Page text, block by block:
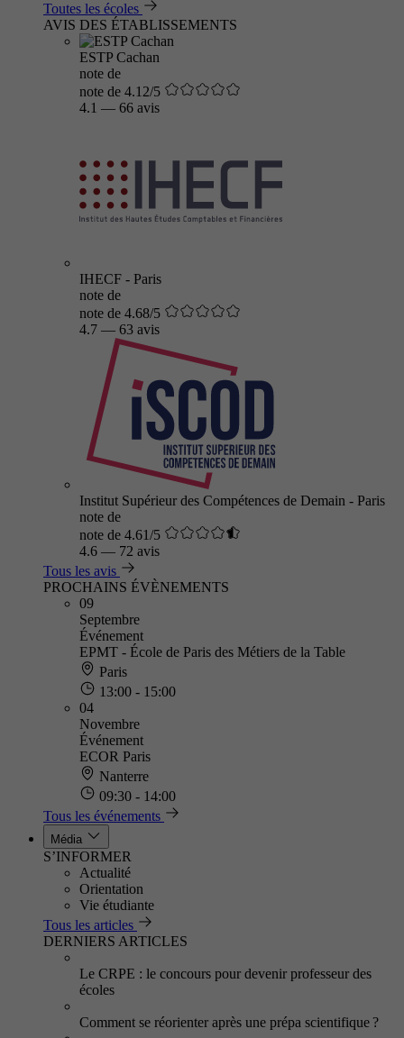
Toutes les écoles
AVIS DES ÉTABLISSEMENTS
ESTP Cachan
note de
note de 4.12/5
4.1 — 66 avis
IHECF - Paris
note de
note de 4.68/5
4.7 — 63 avis
Institut Supérieur des Compétences de Demain - Paris
note de
note de 4.61/5
4.6 — 72 avis
Tous les avis
PROCHAINS ÉVÈNEMENTS
09
Septembre
Événement
EPMT - École de Paris des Métiers de la Table
Paris
13:00 - 15:00
04
Novembre
Événement
ECOR Paris
Nanterre
09:30 - 14:00
Tous les événements
Média
S’INFORMER
Actualité
Orientation
Vie étudiante
Tous les articles
DERNIERS ARTICLES
Le CRPE : le concours pour devenir professeur des
écoles
Comment se réorienter après une prépa scientifique ?